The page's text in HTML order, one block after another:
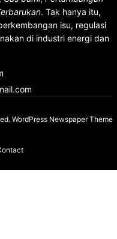
. Tak hanya itu,
isu, regulasi
di industri energi dan
WordPress Newspaper Theme